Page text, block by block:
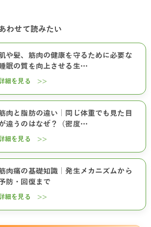
わせて読みたい
や髪、筋肉の健康を守るために必要な
睡眠の質を向上させる生…
細を見る >>
肉と脂肪の違い｜同じ体重でも見た目
違うのはなぜ？（密度…
細を見る >>
肉痛の基礎知識｜発生メカニズムから
防・回復まで
細を見る >>